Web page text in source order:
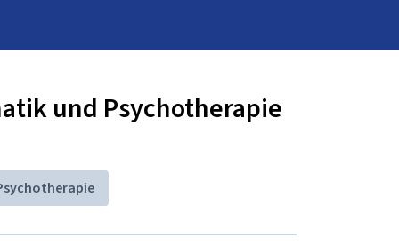
und Psychotherapie